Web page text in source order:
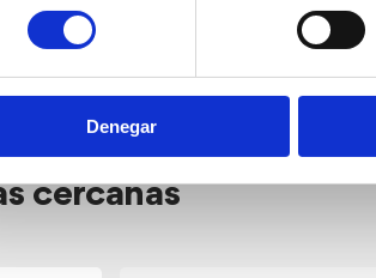
Denegar
cercanas